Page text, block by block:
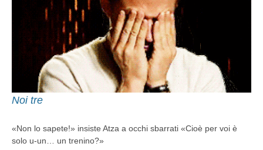
Noi tre
«Non lo sapete!» insiste Atza a occhi sbarrati «Cioè per voi è
solo u-un… un trenino?»